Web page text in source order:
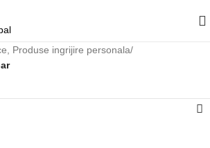
Produse ingrijire personala/